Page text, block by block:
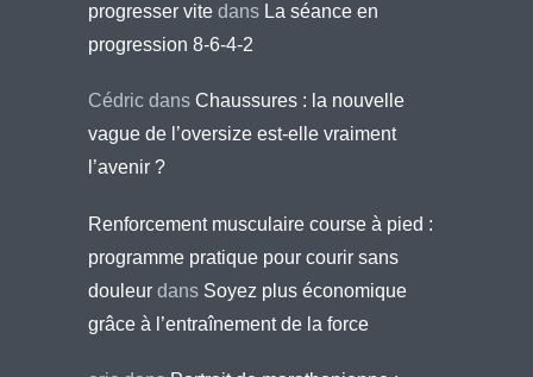
progresser vite dans La séance en
progression 8-6-4-2
Cédric dans Chaussures : la nouvelle
vague de l’oversize est-elle vraiment
l’avenir ?
Renforcement musculaire course à pied :
programme pratique pour courir sans
douleur dans Soyez plus économique
grâce à l’entraînement de la force